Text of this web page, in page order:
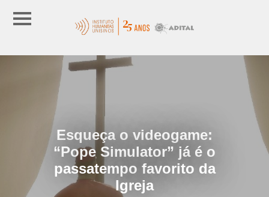
Esqueça o videogame:
“Pope Simulator” já é o
passatempo favorito da
Igreja